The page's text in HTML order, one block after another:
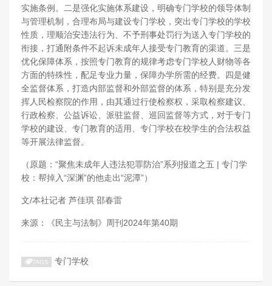
实施条例。二是强化实施体系建设，明确专门学校的领导体制
与管理机制，合理布局与建设专门学校，突出专门学校的学校
性质，理顺治安违法行为、不予刑事处罚行为送入专门学校的
衔接，打通附条件不起诉未成年人接受专门教育的渠道。三是
优化保障体系，按照专门教育的规律考虑专门学校人财物等各
方面的特殊性，配足专业力量，保障办学所需的经费。四是健
全监督体系，打造内部监督和外部监督的体系，特别是充分发
挥人民检察院的作用，由其通过行使检察权，采取检察建议、
行政检察、公益诉讼、派驻监督、巡回监督等方式，对于专门
学校的建设、专门教育的适用、专门学校在校学生的合法权益
等开展法律监督。
（原题：“聚焦未成年人违法犯罪防治”系列报道之五 | 专门学
校：帮掉入“深渊”的他走出“泥潭”）
文/本社记者 芦佳琪 邵春雷
来源：《民主与法制》周刊2024年第40期
TAGS 专门学校